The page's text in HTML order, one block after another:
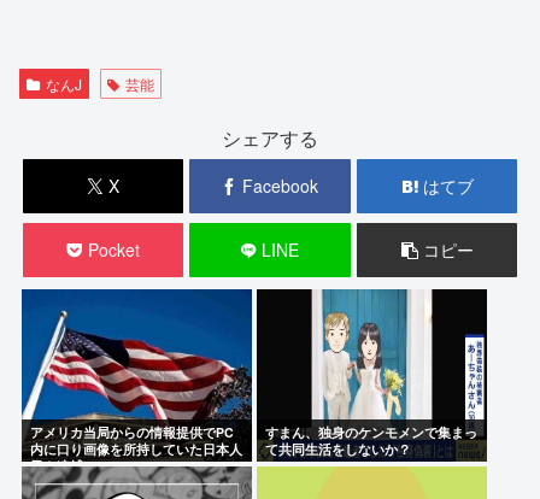
なんJ 芸能
シェアする
X Facebook はてブ
Pocket LINE コピー
アメリカ当局からの情報提供でPC
内に口り画像を所持していた日本人
男を逮捕
すまん、独身のケンモメンで集まっ
て共同生活をしないか？